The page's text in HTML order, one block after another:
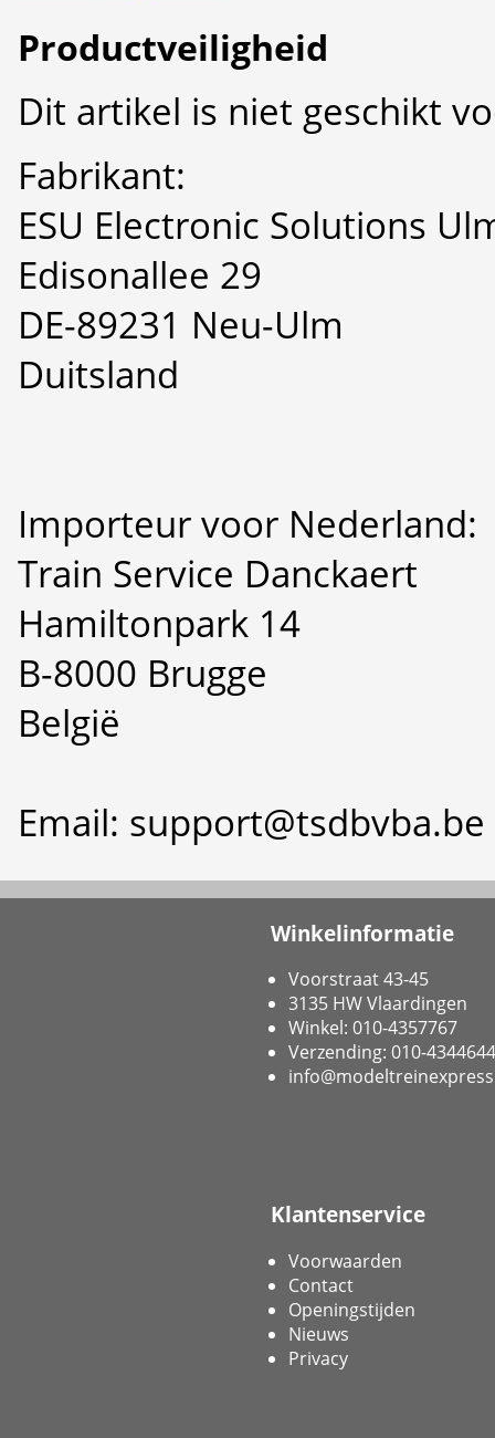
Productveiligheid
Dit artikel is niet geschikt
Fabrikant:
ESU Electronic Solutions
Edisonallee 29
DE-89231 Neu-Ulm
Duitsland
Importeur voor Nederland:
Train Service Danckaert
Hamiltonpark 14
B-8000 Brugge
België
Email: support@tsdbvba.be
Winkelinformatie
Voorstraat 43-45
3135 HW Vlaardingen
Winkel: 010-4357767
Verzending: 010-4344644
Klantenservice
Voorwaarden
Contact
Openingstijden
Nieuws
Privacy